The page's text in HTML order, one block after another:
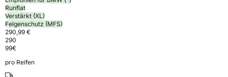
Runflat
Verstärkt (XL)
Felgenschutz (MFS)
290,99 €
290
99€
pro Reifen